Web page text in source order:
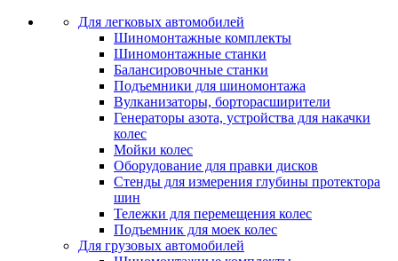
Для легковых автомобилей
Шиномонтажные комплекты
Шиномонтажные станки
Балансировочные станки
Подъемники для шиномонтажа
Вулканизаторы, борторасширители
Генераторы азота, устройства для накачки
колес
Мойки колес
Оборудование для правки дисков
Стенды для измерения глубины протектора
шин
Тележки для перемещения колес
Подъемник для моек колеc
Для грузовых автомобилей